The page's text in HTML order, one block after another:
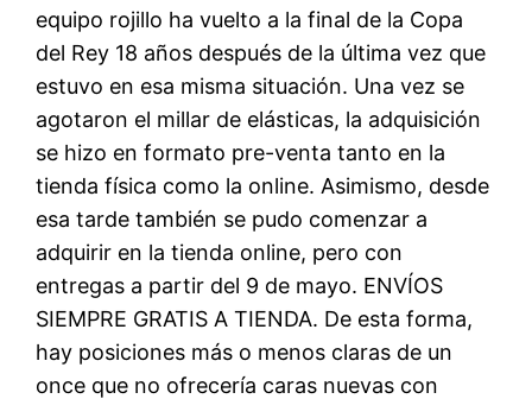
equipo rojillo ha vuelto a la final de la Copa
del Rey 18 años después de la última vez que
estuvo en esa misma situación. Una vez se
agotaron el millar de elásticas, la adquisición
se hizo en formato pre-venta tanto en la
tienda física como la online. Asimismo, desde
esa tarde también se pudo comenzar a
adquirir en la tienda online, pero con
entregas a partir del 9 de mayo. ENVÍOS
SIEMPRE GRATIS A TIENDA. De esta forma,
hay posiciones más o menos claras de un
once que no ofrecería caras nuevas con